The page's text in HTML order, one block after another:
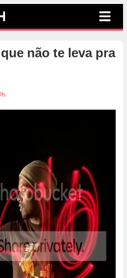
não te leva pra